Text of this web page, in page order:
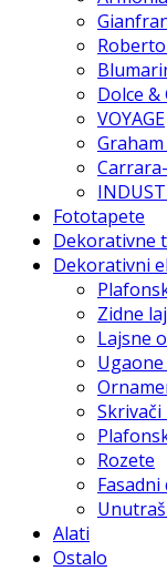
Dolce &
VOYAGE
Fototapete
Dekorativne
Dekorativni
Zidne
Lajsne
Skrivači
Rozete
Alati
Ostalo